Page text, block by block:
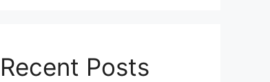
Recent Posts